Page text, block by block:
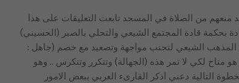
منعهم من الصلاة في المسجد تابعت التعليقات على هذا
تتراوح بين الاشادة بحكمة قادة المجتمع الشيعي والتحلي بالصبر (الحسيني)
المذهب الشيعي لتجنب مواجهة وتصعيد مع خصم (جاهل :
متاح لكي لا تمر هذه (الجهالة) وتتكرر وتتكرس .. وهو
التالية دعني اذكر القارىء العربي ببعض الامور